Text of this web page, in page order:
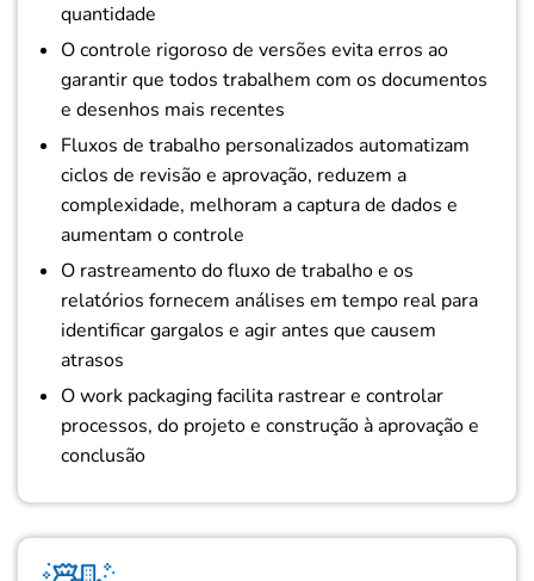
quantidade
O controle rigoroso de versões evita erros ao
garantir que todos trabalhem com os documentos
e desenhos mais recentes
Fluxos de trabalho personalizados automatizam
ciclos de revisão e aprovação, reduzem a
complexidade, melhoram a captura de dados e
aumentam o controle
O rastreamento do fluxo de trabalho e os
relatórios fornecem análises em tempo real para
identificar gargalos e agir antes que causem
atrasos
O work packaging facilita rastrear e controlar
processos, do projeto e construção à aprovação e
conclusão